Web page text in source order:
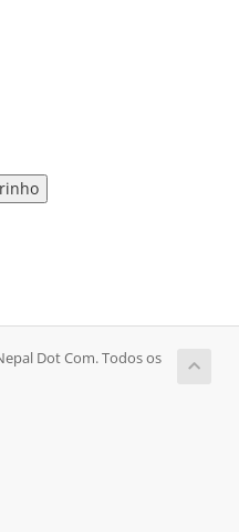
Dot Com. Todos os